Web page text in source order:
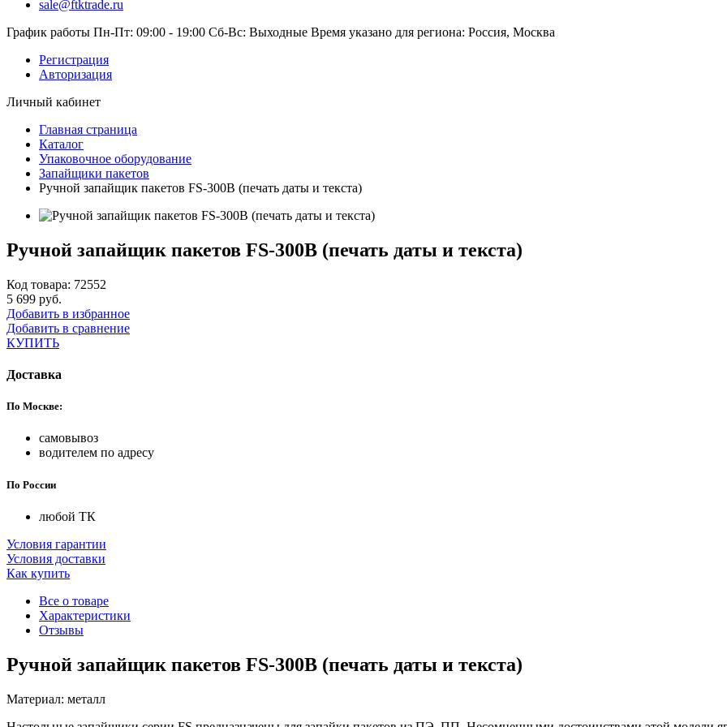
sale@ftktrade.ru
График работы Пн-Пт: 09:00 - 19:00 Сб-Вс: Выходные Время указано для региона: Россия, Москва
Регистрация
Авторизация
Личный кабинет
Главная страница
Каталог
Упаковочное оборудование
Запайщики пакетов
Ручной запайщик пакетов FS-300В (печать даты и текста)
Ручной запайщик пакетов FS-300В (печать даты и текста)
Код товара: 72552
5 699 руб.
Добавить в избранное
Добавить в сравнение
КУПИТЬ
Доставка
По Москве:
самовывоз
водителем по адресу
По России
любой ТК
Условия гарантии
Условия доставки
Как купить
Все о товаре
Характеристики
Отзывы
Ручной запайщик пакетов FS-300В (печать даты и текста)
Материал: металл